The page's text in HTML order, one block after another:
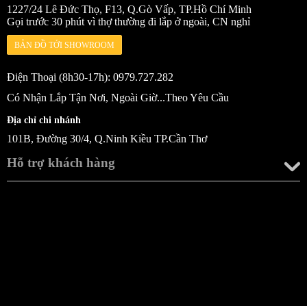
1227/24 Lê Đức Thọ, F13, Q.Gò Vấp, TP.Hồ Chí Minh
Gọi trước 30 phút vì thợ thường đi lắp ở ngoài, CN nghỉ
BẢN ĐỒ TỚI SHOWROOM
Điện Thoại (8h30-17h): 0979.727.282
Có Nhận Lắp Tận Nơi, Ngoài Giờ...Theo Yêu Cầu
Địa chỉ chi nhánh
101B, Đường 30/4, Q.Ninh Kiều TP.Cần Thơ
Hỗ trợ khách hàng